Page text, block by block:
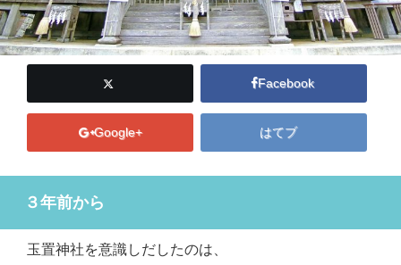
Facebook
Google+ はてブ
３年前から
玉置神社を意識しだしたのは、